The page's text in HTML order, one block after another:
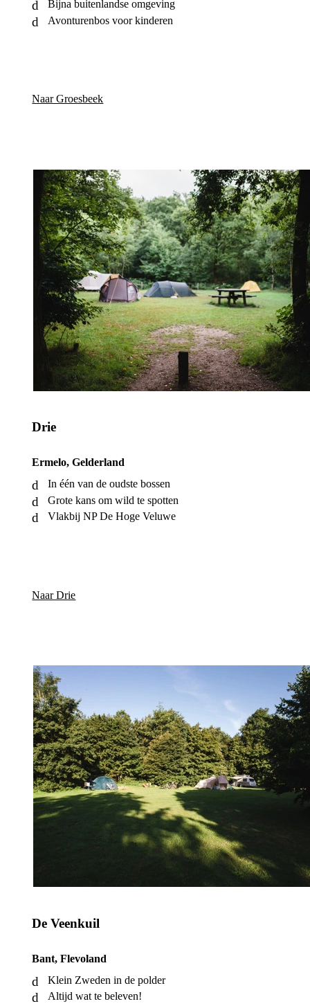
Bijna buitenlandse omgeving
Avonturenbos voor kinderen
Naar Groesbeek
Drie
Ermelo, Gelderland
In één van de oudste bossen
Grote kans om wild te spotten
Vlakbij NP De Hoge Veluwe
Naar Drie
De Veenkuil
Bant, Flevoland
Klein Zweden in de polder
Altijd wat te beleven!